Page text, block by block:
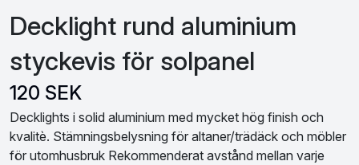
Decklight rund aluminium
styckevis för solpanel
120 SEK
Decklights i solid aluminium med mycket hög finish och
kvalitè. Stämningsbelysning för altaner/trädäck och möbler
för utomhusbruk Rekommenderat avstånd mellan varje